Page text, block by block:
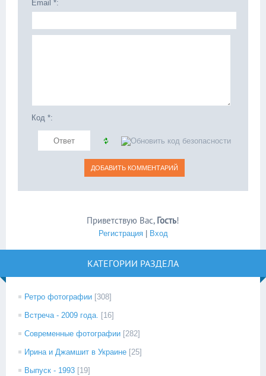
Email *:
Код *:
Приветствую Вас, Гость!
Регистрация| Вход
КАТЕГОРИИ РАЗДЕЛА
Ретро фотографии [308]
Встреча - 2009 года. [16]
Современные фотографии [282]
Ирина и Джамшит в Украине [25]
Выпуск - 1993 [19]